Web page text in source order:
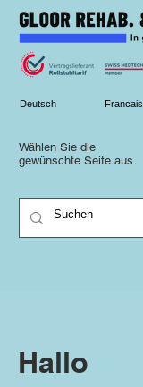
Wählen Sie die
gewünschte Seite aus
Deutsch Francais
Hallo